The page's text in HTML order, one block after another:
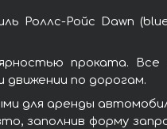
Роллс-Ройс Dawn
проката.
по дорогам.
для аренды
заполнив форму